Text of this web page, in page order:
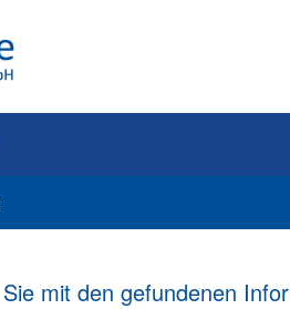
mit den gefundenen